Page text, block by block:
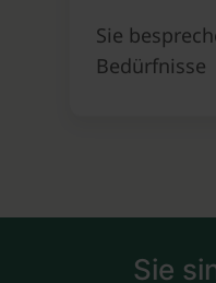
Sie
Bedürfnisse